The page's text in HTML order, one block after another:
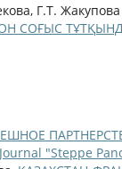
Г.Т.
СОҒЫС
"Steppe